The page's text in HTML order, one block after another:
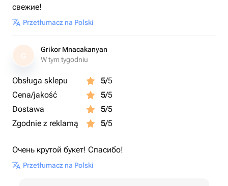
свежие!
Przetłumacz na Polski
G
Grikor Mnacakanyan
W tym tygodniu
Obsługa sklepu 5/5
Cena/jakość
5/5
Dostawa
5/5
Zgodnie z reklamą
5/5
Очень крутой букет! Спасибо!
Przetłumacz na Polski